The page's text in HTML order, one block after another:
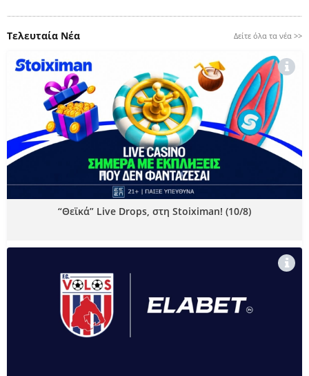
Τελευταία Νέα Δείτε όλα τα νέα >>
“Θεϊκά” Live Drops, στη Stoiximan! (10/8)